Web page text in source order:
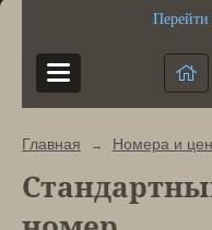
Главная → Номера и